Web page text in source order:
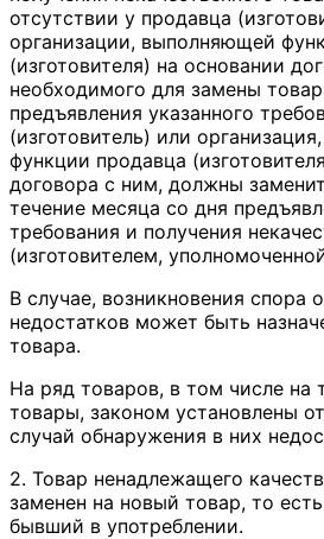
отсутствии у продавца
организации, выполняющей
(изготовителя) на основании
необходимого для замены
предъявления указанного
(изготовитель) или
функции продавца
договора с ним, должны
течение месяца со дня
требования и получения
(изготовителем,
В случае, возникновения спора
недостатков может быть
товара.
На ряд товаров, в том числе на
товары, законом установлены
случай обнаружения в них
2. Товар ненадлежащего
заменен на новый товар, то
бывший в употреблении.